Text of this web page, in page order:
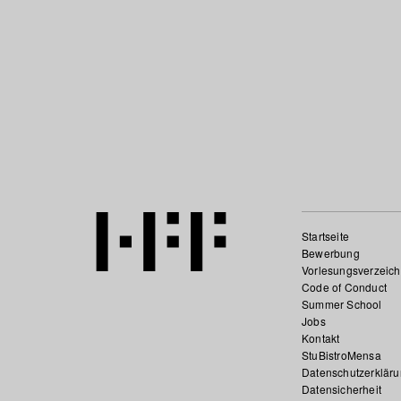
Startseite
Bewerbung
Code of Conduct
Summer School
Jobs
Kontakt
StuBistroMensa
Datensicherheit